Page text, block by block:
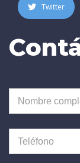
Twitter
Nombre
Teléfono